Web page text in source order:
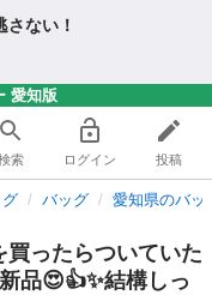
ない！
愛知版
索 ログイン 投稿
バッグ 愛知県のバッ
ったらついていた
品😍👍✨結構しっ